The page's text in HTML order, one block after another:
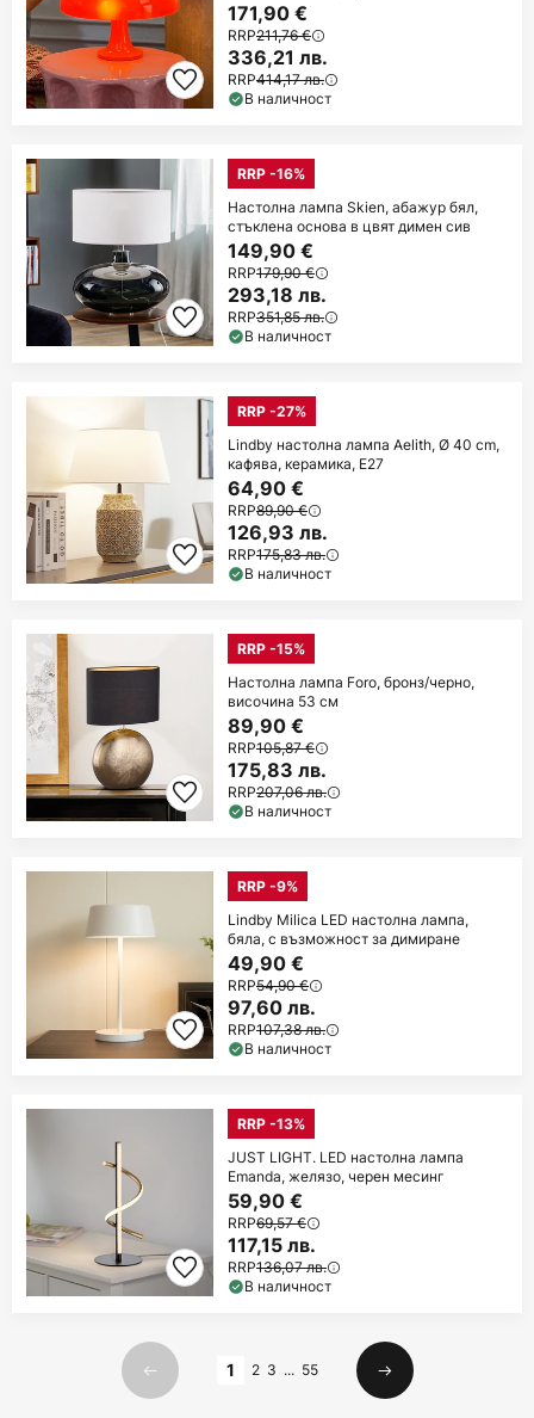
171,90 €
RRP211,76 €
336,21 лв.
RRP414,17 лв.
В наличност
RRP -16%
Настолна лампа Skien, абажур бял,
стъклена основа в цвят димен сив
149,90 €
RRP179,90 €
293,18 лв.
RRP351,85 лв.
В наличност
RRP -27%
Lindby настолна лампа Aelith, Ø 40 cm,
кафява, керамика, E27
64,90 €
RRP89,90 €
126,93 лв.
RRP175,83 лв.
В наличност
RRP -15%
Настолна лампа Foro, бронз/черно,
височина 53 см
89,90 €
RRP105,87 €
175,83 лв.
RRP207,06 лв.
В наличност
RRP -9%
Lindby Milica LED настолна лампа,
бяла, с възможност за димиране
49,90 €
RRP54,90 €
97,60 лв.
RRP107,38 лв.
В наличност
RRP -13%
JUST LIGHT. LED настолна лампа
Emanda, желязо, черен месинг
59,90 €
RRP69,57 €
117,15 лв.
RRP136,07 лв.
В наличност
Предишна
1 2 3 ... 55
Следваща